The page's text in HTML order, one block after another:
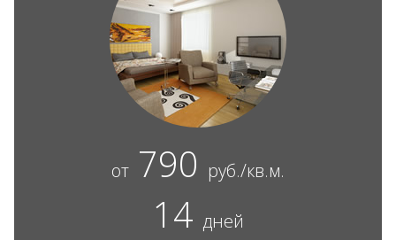
от 790 руб./кв.м.
14 дней